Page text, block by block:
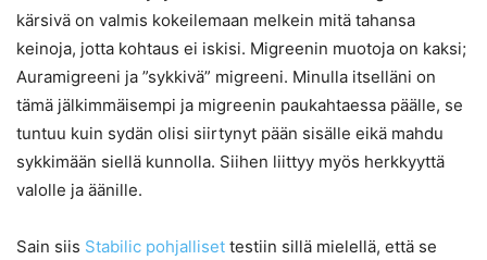
kärsivä on valmis kokeilemaan melkein mitä tahansa
keinoja, jotta kohtaus ei iskisi. Migreenin muotoja on kaksi;
Auramigreeni ja ”sykkivä” migreeni. Minulla itselläni on
tämä jälkimmäisempi ja migreenin paukahtaessa päälle, se
tuntuu kuin sydän olisi siirtynyt pään sisälle eikä mahdu
sykkimään siellä kunnolla. Siihen liittyy myös herkkyyttä
valolle ja äänille.
Sain siis Stabilic pohjalliset testiin sillä mielellä, että se